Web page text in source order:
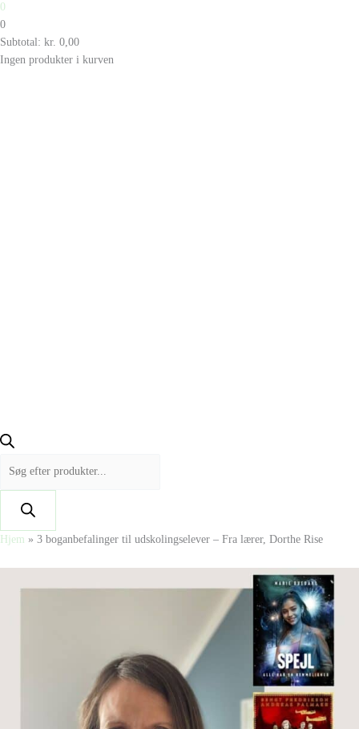
0
0
Subtotal: kr. 0,00
Ingen produkter i kurven
Hjem » 3 boganbefalinger til udskolingselever – Fra lærer, Dorthe Rise